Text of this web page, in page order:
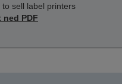
to sell label printers
ned PDF